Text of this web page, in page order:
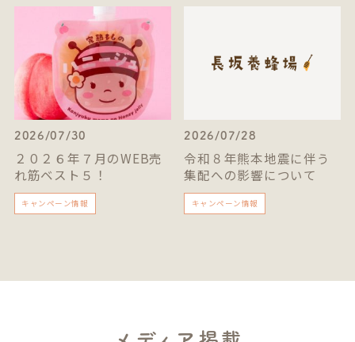
2026/07/30
２０２６年７月のWEB売
れ筋ベスト５！
キャンペーン情報
2026/07/28
令和８年熊本地震に伴う
集配への影響について
キャンペーン情報